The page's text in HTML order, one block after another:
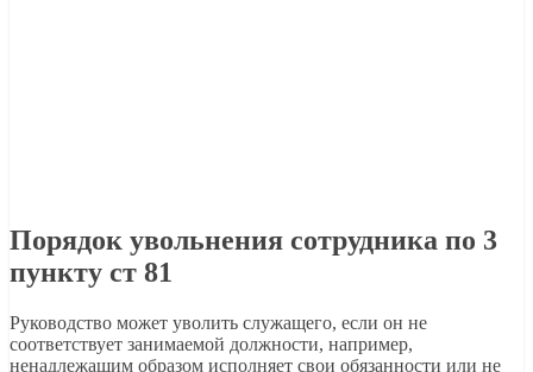
Порядок увольнения сотрудника по 3
пункту ст 81
Руководство может уволить служащего, если он не
соответствует занимаемой должности, например,
ненадлежащим образом исполняет свои обязанности или не